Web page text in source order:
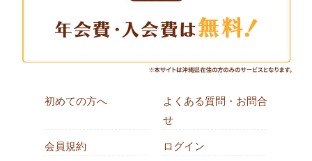
初めての方へ
よくある質問・お問合
せ
会員規約 ログイン